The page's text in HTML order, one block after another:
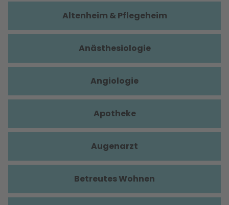
Altenheim & Pflegeheim
Anästhesiologie
Angiologie
Apotheke
Augenarzt
Betreutes Wohnen